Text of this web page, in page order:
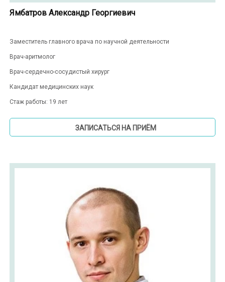
Ямбатров Александр Георгиевич
Заместитель главного врача по научной деятельности
Врач-аритмолог
Врач-сердечно-сосудистый хирург
Кандидат медицинских наук
Стаж работы: 19 лет
ЗАПИСАТЬСЯ НА ПРИЁМ